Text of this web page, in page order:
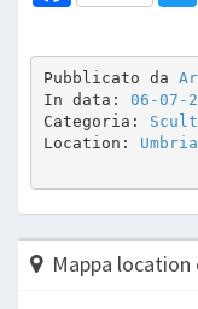
Pubblicato da
In data: 06-07-
Categoria:
Location: Umbria
Mappa location